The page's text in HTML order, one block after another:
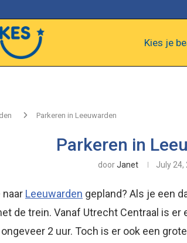
Kies je
Parkeren in Leeuwarden
Parkeren in
doorJanet July 24,
Leeuwarden gepland? Als je een
de trein. Vanaf Utrecht Centraal is er
2 uur. Toch is er ook een